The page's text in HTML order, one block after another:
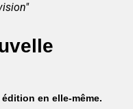
en elle-même.